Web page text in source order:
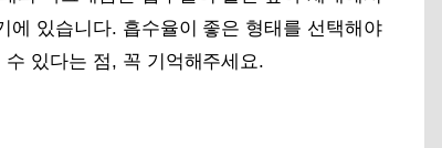
에 있습니다. 흡수율이 좋은 형태를 선택해야
있다는 점, 꼭 기억해주세요.